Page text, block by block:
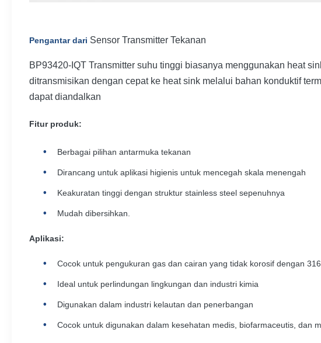
Pengantar dari Sensor Transmitter Tekanan
BP93420-IQT Transmitter suhu tinggi biasanya menggunakan heat
ditransmisikan dengan cepat ke heat sink melalui bahan konduktif
dapat diandalkan
Fitur produk:
Berbagai pilihan antarmuka tekanan
Dirancang untuk aplikasi higienis untuk mencegah skala menengah
Keakuratan tinggi dengan struktur stainless steel sepenuhnya
Mudah dibersihkan.
Aplikasi:
Cocok untuk pengukuran gas dan cairan yang tidak korosif dengan
Ideal untuk perlindungan lingkungan dan industri kimia
Digunakan dalam industri kelautan dan penerbangan
Cocok untuk digunakan dalam kesehatan medis, biofarmaceutis, dan